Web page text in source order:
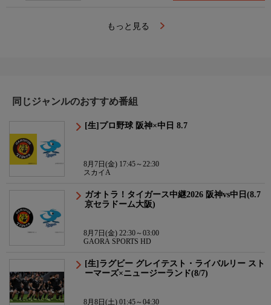
もっと見る
同じジャンルのおすすめ番組
[生]プロ野球 阪神×中日 8.7
8月7日(金) 17:45～22:30
スカイA
ガオトラ！タイガース中継2026 阪神vs中日(8.7
京セラドーム大阪)
8月7日(金) 22:30～03:00
GAORA SPORTS HD
[生]ラグビー グレイテスト・ライバルリー スト
ーマーズ×ニュージーランド(8/7)
8月8日(土) 01:45～04:30